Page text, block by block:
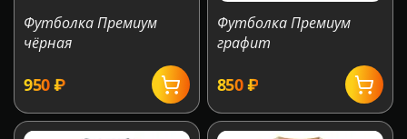
Футболка Премиум
чёрная
‍950‍₽
Футболка Премиум
графит
‍850‍₽